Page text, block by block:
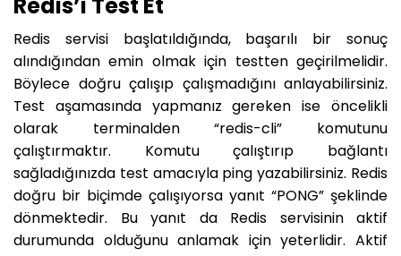
Redis servisi başlatıldığında, başarılı bir sonuç
alındığından emin olmak için testten geçirilmelidir.
Böylece doğru çalışıp çalışmadığını anlayabilirsiniz.
Test aşamasında yapmanız gereken ise öncelikli
olarak terminalden “redis-cli” komutunu
çalıştırmaktır. Komutu çalıştırıp bağlantı
sağladığınızda test amacıyla ping yazabilirsiniz. Redis
doğru bir biçimde çalışıyorsa yanıt “PONG” şeklinde
dönmektedir. Bu yanıt da Redis servisinin aktif
durumunda olduğunu anlamak için yeterlidir. Aktif